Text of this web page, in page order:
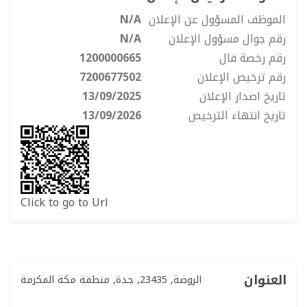
الموظف المسؤول عن الإعلان N/A
رقم جوال مسؤول الإعلان
N/A
رقم رخصة فال
1200000665
رقم ترخيص الإعلان
7200677502
تاريخ اصدار الإعلان
13/09/2025
تاريخ انتهاء الترخيص
13/09/2026
Click to go to Url
العنوان الروضة, 23435, جدة, منطقة مكة المكرمة